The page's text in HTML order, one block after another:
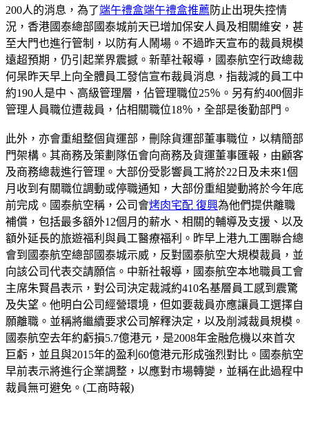
200人的消息，為了端午禮盒端午禮盒推薦 防止出現失控情
況，香港國泰總部國泰城前天已增加保安人員及相關維安，甚
至大門也進行管制，以防有人鬧場。不過昨天宣布的裁員規模
遠超預期，仍引起業界震撼。新華社報導，國泰航空行政總裁
何杲昨天早上向全體員工發信宣布裁員消息，指裁減的員工中
約190人是中、高級管理層，佔管理職位25％。另有約400個非
管理人員職位遭裁員，佔相關職位18％，全部是後勤部門。
此外，亦會重組整個貨運部，刪除貨運部董事職位，以精簡部
門架構。其商務及策劃隊伍會向商務及貨運董事匯報，由顧客
及商務總裁進行管理。大部份受影響員工將於22日及未來1個
月收到有關職位調動或停職通知，大部份重組變動將於今年底
前完成。國泰航空稱，公司會烤肉宅配 復興為他們提供離職
補償，包括最多額外12個月的薪水、相關的輔導及支援、以及
額外延長的旅遊福利與員工醫療福利。昨早上港九工團聯合總
會到國泰航空總部國泰城示威，反對國泰航空大規模裁員，並
向該公司代表交請願信。中新社報導，國泰航空本地職員工會
主席朱賢昌表示，對公司決定裁減約410名基層員工感到震驚
及失望。他明白公司經營環境，但如要裁員亦應讓員工選擇自
願離職。並稱將繼續要求公司解釋決定，以及削減裁員規模。
國泰航空去年約虧損5.7億港元，是2008年金融危機以來首次
巨虧，並且與2015年的盈利60億港元形成強烈對比。國泰航空
早前表示將進行企業調整，以應對市場轉變，並稱在此過程中
裁員無可避免。(工商時報)